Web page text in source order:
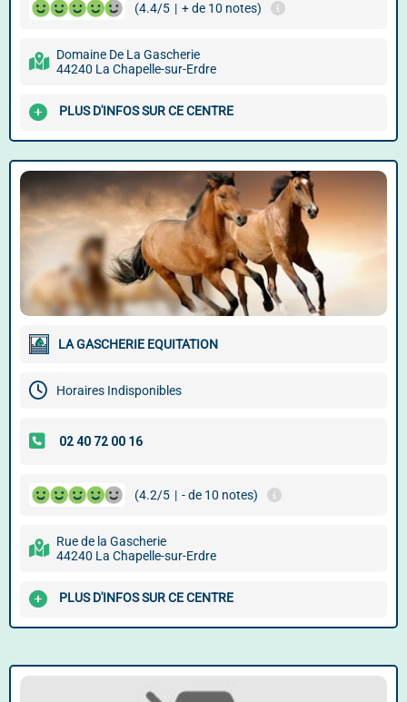
(4.4/5 | + de 10 notes)
Domaine De La Gascherie
44240 La Chapelle-sur-Erdre
PLUS D'INFOS SUR CE CENTRE
LA GASCHERIE EQUITATION
Horaires Indisponibles
(4.2/5 | - de 10 notes)
Rue de la Gascherie
44240 La Chapelle-sur-Erdre
PLUS D'INFOS SUR CE CENTRE